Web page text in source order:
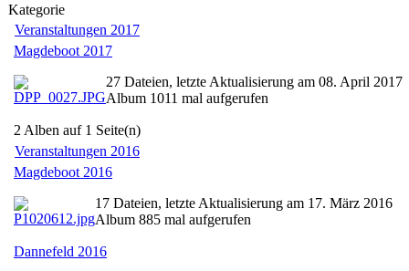
Kategorie
Veranstaltungen 2017
Magdeboot 2017
27 Dateien, letzte Aktualisierung am 08. April 2017
Album 1011 mal aufgerufen
2 Alben auf 1 Seite(n)
Veranstaltungen 2016
Magdeboot 2016
17 Dateien, letzte Aktualisierung am 17. März 2016
Album 885 mal aufgerufen
Dannefeld 2016